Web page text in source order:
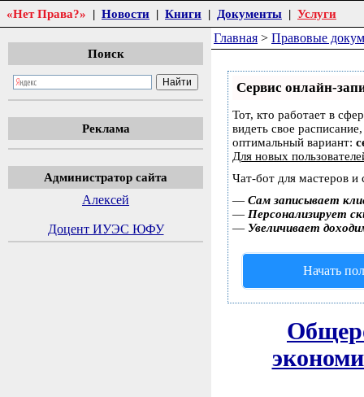
«Нет Права?» | Новости | Книги | Документы | Услуги
Поиск
Реклама
Администратор сайта
Алексей
Доцент ИУЭС ЮФУ
Главная > Правовые
Сервис онлайн-
Тот, кто работает в
видеть свое
оптимальный вариант:
Для новых
Чат-бот для мастеров и
— Сам записывает
— Персонализирует
— Увеличивает
Начать